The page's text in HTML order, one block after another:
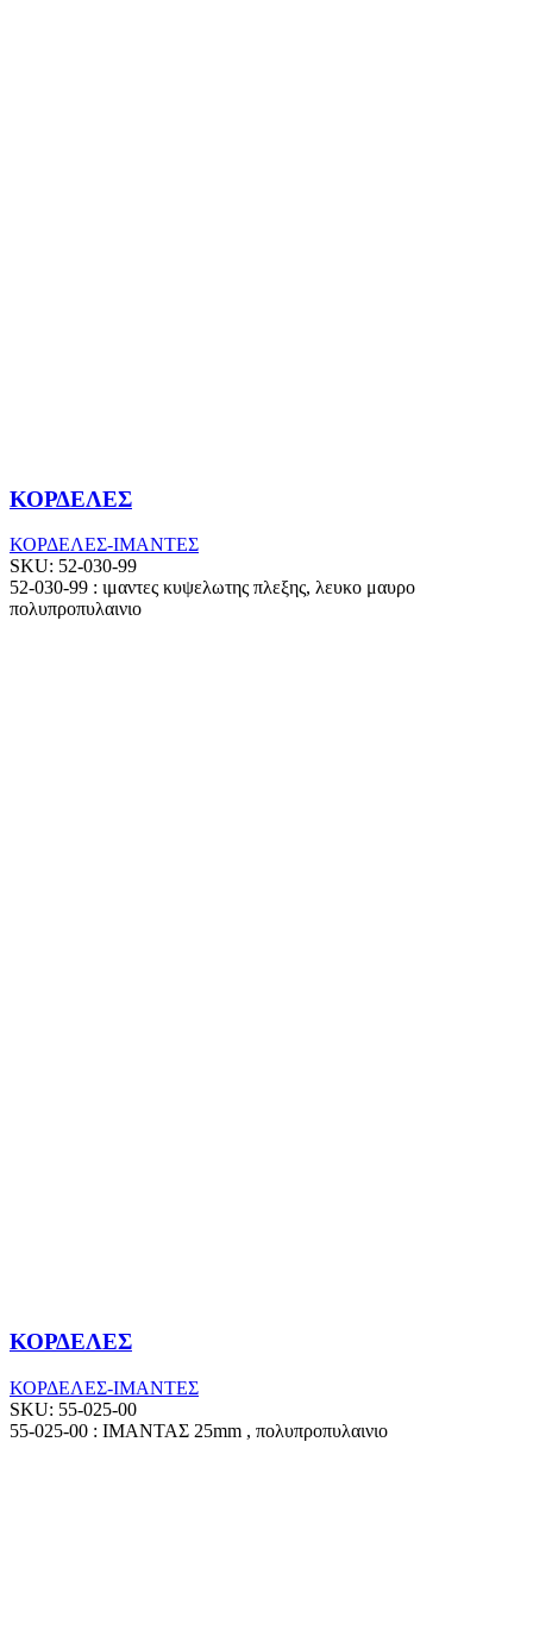
ΚΟΡΔΕΛΕΣ
ΚΟΡΔΕΛΕΣ-ΙΜΑΝΤΕΣ
SKU: 52-030-99
52-030-99 : ιμαντες κυψελωτης πλεξης, λευκο μαυρο
πολυπροπυλαινιο
ΚΟΡΔΕΛΕΣ
ΚΟΡΔΕΛΕΣ-ΙΜΑΝΤΕΣ
SKU: 55-025-00
55-025-00 : ΙΜΑΝΤΑΣ 25mm , πολυπροπυλαινιο